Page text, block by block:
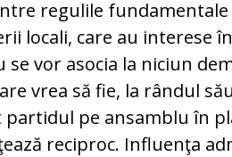
regulile
locali, care au interese
se vor asocia la niciun
vrea să fie, la rândul
pe ansamblu în
reciproc. Influenţa